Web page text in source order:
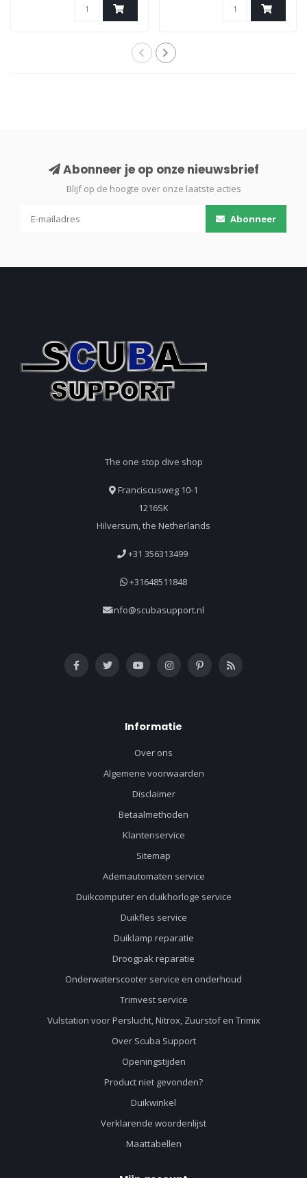
Abonneer je op onze nieuwsbrief
Blijf op de hoogte over onze laatste acties
Abonneer
The one stop dive shop
Franciscusweg 10-1
1216SK
Hilversum, the Netherlands
+31 356313499
+31648511848
info@scubasupport.nl
Informatie
Over ons
Algemene voorwaarden
Disclaimer
Betaalmethoden
Klantenservice
Sitemap
Ademautomaten service
Duikcomputer en duikhorloge service
Duikfles service
Duiklamp reparatie
Droogpak reparatie
Onderwaterscooter service en onderhoud
Trimvest service
Vulstation voor Perslucht, Nitrox, Zuurstof en Trimix
Over Scuba Support
Openingstijden
Product niet gevonden?
Duikwinkel
Verklarende woordenlijst
Maattabellen